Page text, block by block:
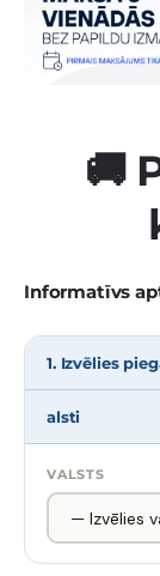
🚚
Informatīvs
1. Izvēlies
alsti
VALSTS